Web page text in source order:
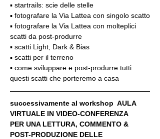
▪️ startrails: scie delle stelle
▪️ fotografare la Via Lattea con singolo scatto
▪️ fotografare la Via Lattea con molteplici
scatti da post-produrre
▪️ scatti Light, Dark & Bias
▪️ scatti per il terreno
▪️ come sviluppare e post-produrre tutti
questi scatti che porteremo a casa
successivamente al workshop  AULA
VIRTUALE IN VIDEO-CONFERENZA
PER UNA LETTURA, COMMENTO &
POST-PRODUZIONE DELLE